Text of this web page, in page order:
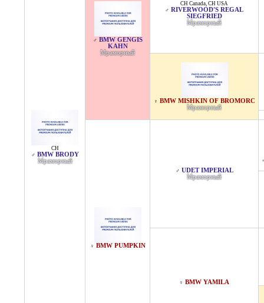
CH
♂ BMW BRODY
Мраморный
♂ BMW GENGIS
KAHN
Мраморный
CH Canada, CH USA
♂ RIVERWOOD'S REGAL
SIEGFRIED
Мраморный
♀ BMW MISHKIN OF BROMORC
Мраморный
♀ BMW PUMPKIN
♂ UDET IMPERIAL
Мраморный
♀ BMW YAMILA